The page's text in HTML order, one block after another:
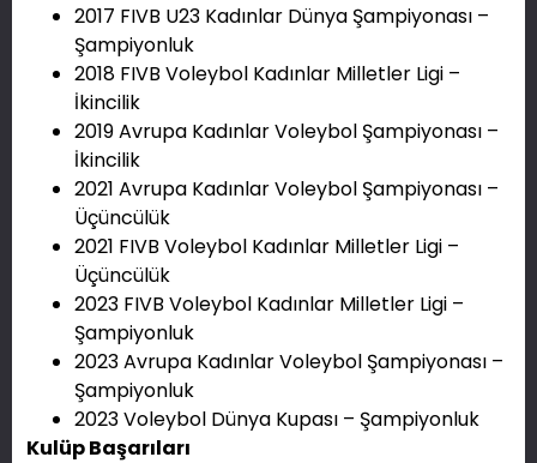
2017 FIVB U23 Kadınlar Dünya Şampiyonası –
Şampiyonluk
2018 FIVB Voleybol Kadınlar Milletler Ligi –
İkincilik
2019 Avrupa Kadınlar Voleybol Şampiyonası –
İkincilik
2021 Avrupa Kadınlar Voleybol Şampiyonası –
Üçüncülük
2021 FIVB Voleybol Kadınlar Milletler Ligi –
Üçüncülük
2023 FIVB Voleybol Kadınlar Milletler Ligi –
Şampiyonluk
2023 Avrupa Kadınlar Voleybol Şampiyonası –
Şampiyonluk
2023 Voleybol Dünya Kupası – Şampiyonluk
Kulüp Başarıları